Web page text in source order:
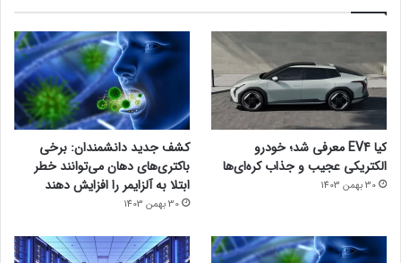
کیا EV4 معرفی شد؛ خودرو
الکتریکی عجیب و جذاب کره‌ای‌ها
30 بهمن 1403
کشف جدید دانشمندان: برخی
باکتری‌های دهان می‌توانند خطر
ابتلا به آلزایمر را افزایش دهند
30 بهمن 1403